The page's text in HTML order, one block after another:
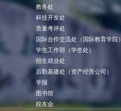
教务处
科技开发处
质量考评处
国际合作交流处（国际教育学院）
学生工作部（学生处）
招生就业处
后勤基建处（资产经营公司）
学报
图书馆
校友会